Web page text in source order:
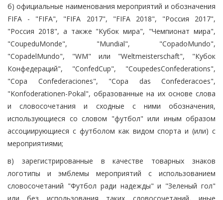
б) официальные наименования мероприятий и обозначения
FIFA - "FIFA", "FIFA 2017", "FIFA 2018", "Россия 2017",
"Россия 2018", а также "Кубок мира", "Чемпионат мира",
"CoupeduMonde", "Mundial", "CopadoMundo",
"CopadelMundo", "WM" или "Weltmeisterschaft", "Кубок
Конфедераций", "ConfedCup", "CoupedesConfederations",
"Copa Confederaciones", "Copa das Confederacoes",
"Konfoderationen-Pokal", образованные на их основе слова
и словосочетания и сходные с ними обозначения,
использующиеся со словом "футбол" или иным образом
ассоциирующиеся с футболом как видом спорта и (или) с
мероприятиями;
в) зарегистрированные в качестве товарных знаков
логотипы и эмблемы мероприятий с использованием
словосочетаний "Футбол ради надежды" и "Зеленый гол"